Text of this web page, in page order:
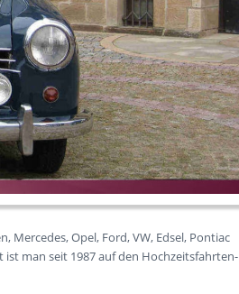
Mercedes, Opel, Ford, VW, Edsel, Pontiac
man seit 1987 auf den Hochzeitsfahrten-